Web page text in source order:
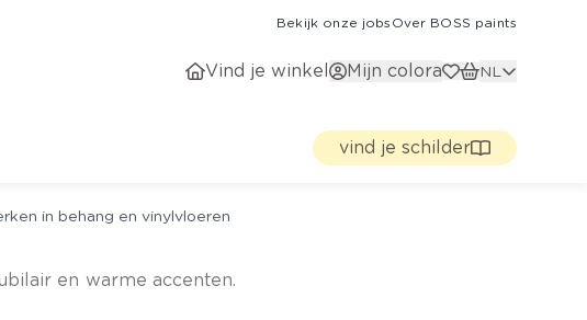
Bekijk onze jobs Over BOSS paints
Vind je winkel Mijn colora NL
vind je schilder
in behang en vinylvloeren
en warme accenten.